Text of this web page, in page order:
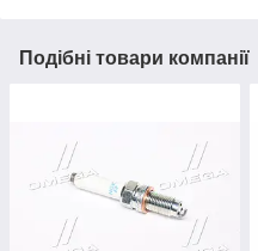
Подібні товари компанії